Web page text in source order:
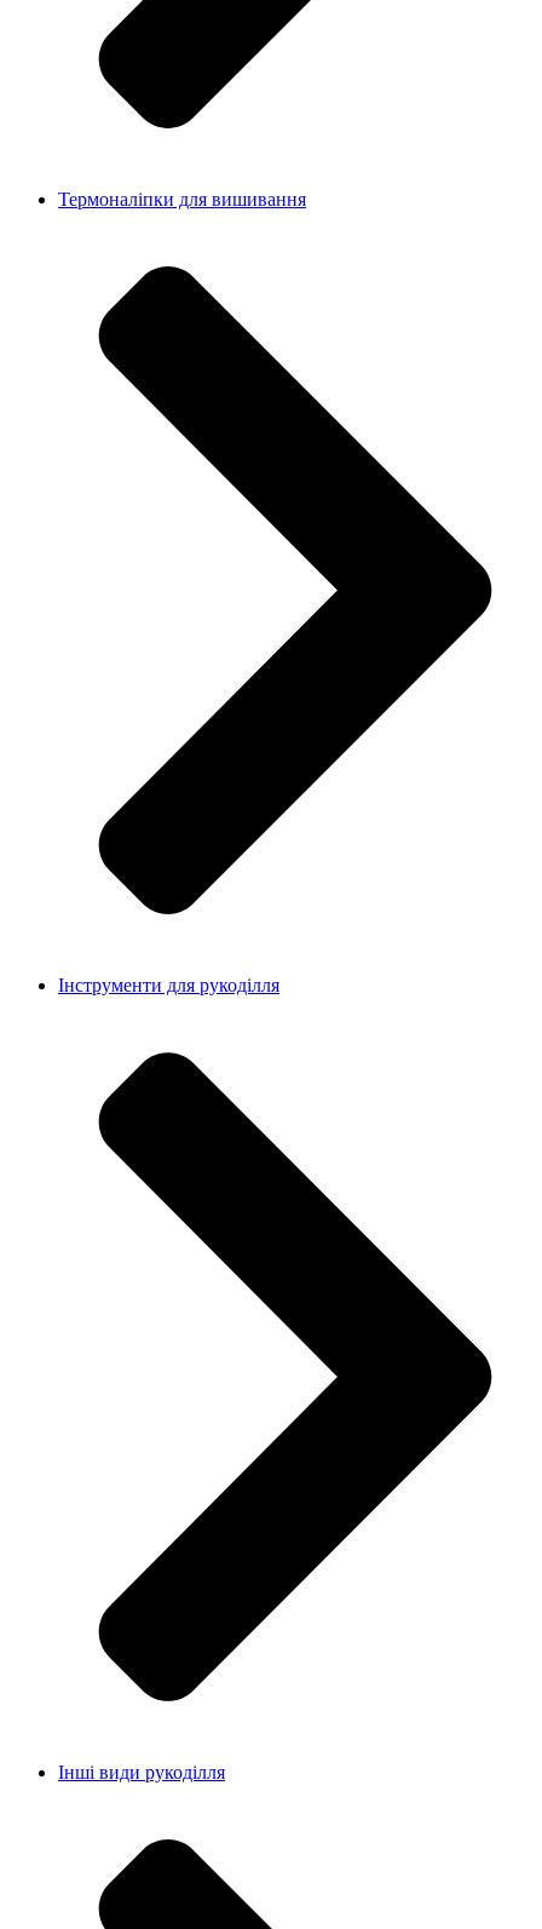
Термоналіпки для вишивання
Інструменти для рукоділля
Інші види рукоділля